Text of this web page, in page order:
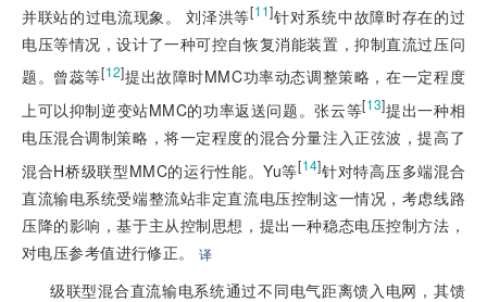
并联站的过电流现象。 刘泽洪等[11]针对系统中故障时存在的过
电压等情况，设计了一种可控自恢复消能装置，抑制直流过压问
题。曾蕊等[12]提出故障时MMC功率动态调整策略，在一定程度
上可以抑制逆变站MMC的功率返送问题。张云等[13]提出一种相
电压混合调制策略，将一定程度的混合分量注入正弦波，提高了
混合H桥级联型MMC的运行性能。Yu等[14]针对特高压多端混合
直流输电系统受端整流站非定直流电压控制这一情况，考虑线路
压降的影响，基于主从控制思想，提出一种稳态电压控制方法，
对电压参考值进行修正。
译
级联型混合直流输电系统通过不同电气距离馈入电网，其馈